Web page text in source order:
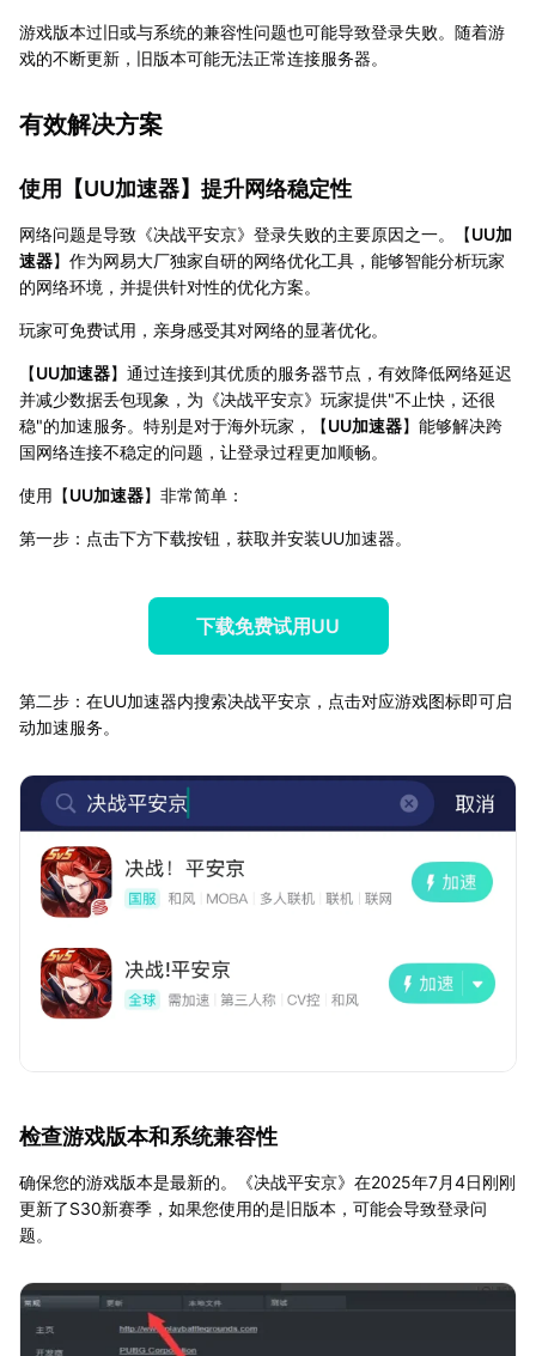
游戏版本过旧或与系统的兼容性问题也可能导致登录失败。随着游
戏的不断更新，旧版本可能无法正常连接服务器。
有效解决方案
使用【UU加速器】提升网络稳定性
网络问题是导致《决战平安京》登录失败的主要原因之一。【UU加
速器】作为网易大厂独家自研的网络优化工具，能够智能分析玩家
的网络环境，并提供针对性的优化方案。
玩家可免费试用，亲身感受其对网络的显著优化。
【UU加速器】通过连接到其优质的服务器节点，有效降低网络延迟
并减少数据丢包现象，为《决战平安京》玩家提供"不止快，还很
稳"的加速服务。特别是对于海外玩家，【UU加速器】能够解决跨
国网络连接不稳定的问题，让登录过程更加顺畅。
使用【UU加速器】非常简单：
第一步：点击下方下载按钮，获取并安装UU加速器。
下载免费试用UU
第二步：在UU加速器内搜索决战平安京，点击对应游戏图标即可启
动加速服务。
检查游戏版本和系统兼容性
确保您的游戏版本是最新的。《决战平安京》在2025年7月4日刚刚
更新了S30新赛季，如果您使用的是旧版本，可能会导致登录问
题。